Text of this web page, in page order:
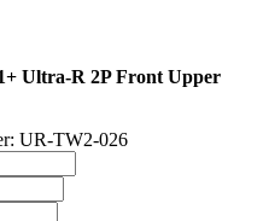
Ultra-R 2P Front Upper
UR-TW2-026